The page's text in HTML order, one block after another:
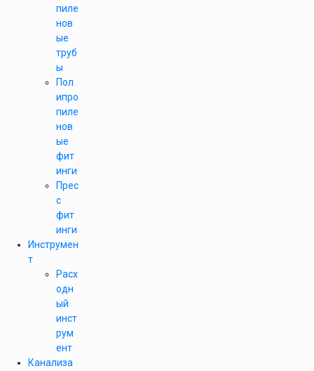
пиле
нов
ые
труб
ы
Пол
ипро
пиле
нов
ые
фит
инги
Прес
с
фит
инги
Инструмен
т
Расх
одн
ый
инст
рум
ент
Канализа